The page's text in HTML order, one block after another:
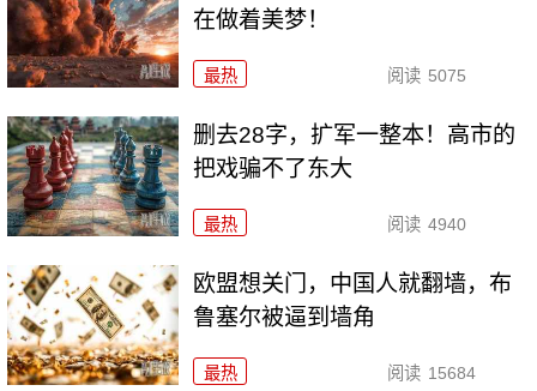
在做着美梦！
最热 阅读 5075
删去28字，扩军一整本！高市的
把戏骗不了东大
最热 阅读 4940
欧盟想关门，中国人就翻墙，布
鲁塞尔被逼到墙角
最热 阅读 15684